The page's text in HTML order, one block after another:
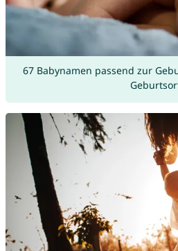
67 Babynamen passend zur